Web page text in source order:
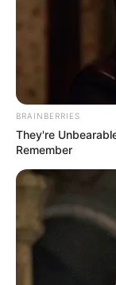
4. Ambil posisi
bersama
lebih lama?
BRAINBERRIES
They're
Remember